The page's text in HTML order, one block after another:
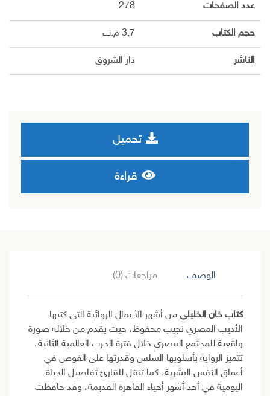
عدد الصفحات 278
حجم الكتاب 3.7 م.ب
الناشر دار الشروق
تحميل
قراءة
الوصف مراجعات (0)
كتاب خان الخليلي من أشهر الأعمال الروائية التي كتبها
الأديب المصري نجيب محفوظ، حيث يقدم من خلاله صورة
واقعية للمجتمع المصري خلال فترة الحرب العالمية الثانية،
تتميز الرواية بأسلوبها السلس وقدرتها على الغوص في
أعماق النفس البشرية، كما تنقل للقارئ تفاصيل الحياة
اليومية في أحد أشهر أحياء القاهرة القديمة، وقد حافظت